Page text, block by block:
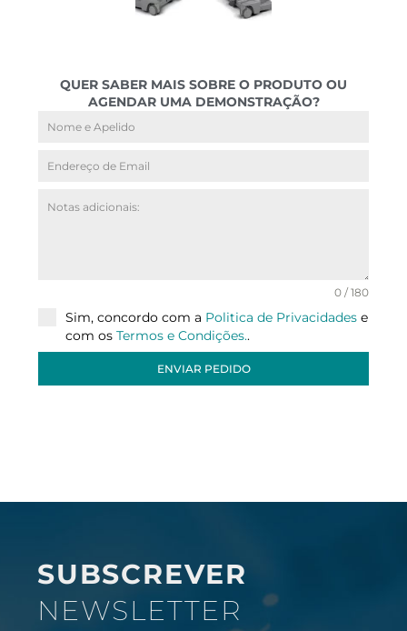
QUER SABER MAIS SOBRE O PRODUTO OU
AGENDAR UMA DEMONSTRAÇÃO?
0 / 180
Sim, concordo com a Politica de Privacidades e
com os Termos e Condições..
ENVIAR PEDIDO
SUBSCREVER
NEWSLETTER